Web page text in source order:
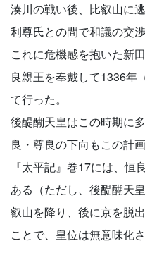
湊川の戦い後、比叡山に
利尊氏との間で和議の交
これに危機感を抱いた新
良親王を奉戴して1336年
て行った。
後醍醐天皇はこの時期に
良・尊良の下向もこの計
『太平記』巻17には、
ある（ただし、後醍醐天
叡山を降り、後に京を脱
ことで、皇位は無意味化さ